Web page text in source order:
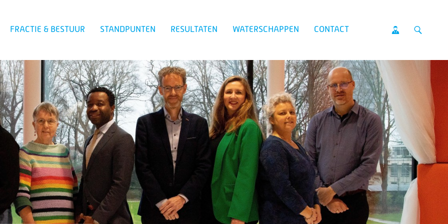
FRACTIE & BESTUUR STANDPUNTEN RESULTATEN WATERSCHAPPEN CONTACT
Zoeken